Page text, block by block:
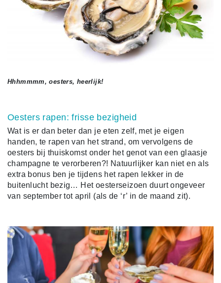
Hhhmmmm, oesters, heerlijk!
Oesters rapen: frisse bezigheid
Wat is er dan beter dan je eten zelf, met je eigen
handen, te rapen van het strand, om vervolgens de
oesters bij thuiskomst onder het genot van een glaasje
champagne te verorberen?! Natuurlijker kan niet en als
extra bonus ben je tijdens het rapen lekker in de
buitenlucht bezig… Het oesterseizoen duurt ongeveer
van september tot april (als de ‘r’ in de maand zit).